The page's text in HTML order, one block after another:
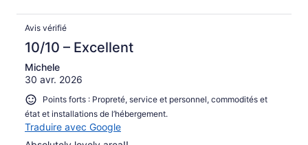
Avis vérifié
10/10 – Excellent
Michele
30 avr. 2026
Points forts : Propreté, service et personnel, commodités et
état et installations de l’hébergement.
Traduire avec Google